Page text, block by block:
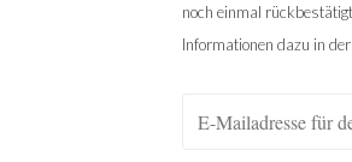
noch einmal
Informationen dazu in der